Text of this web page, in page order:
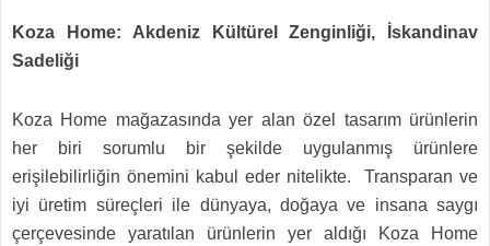
Koza Home: Akdeniz Kültürel Zenginliği, İskandinav
Sadeliği
Koza Home mağazasında yer alan özel tasarım ürünlerin
her biri sorumlu bir şekilde uygulanmış ürünlere
erişilebilirliğin önemini kabul eder nitelikte. Transparan ve
iyi üretim süreçleri ile dünyaya, doğaya ve insana saygı
çerçevesinde yaratılan ürünlerin yer aldığı Koza Home